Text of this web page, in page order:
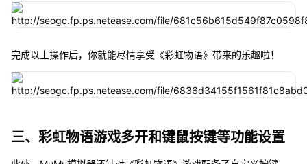
完成以上操作后，你就能尽情享受《彩虹物语》带来的乐趣啦！
三、彩虹物语游戏多开和键鼠按键等功能设置